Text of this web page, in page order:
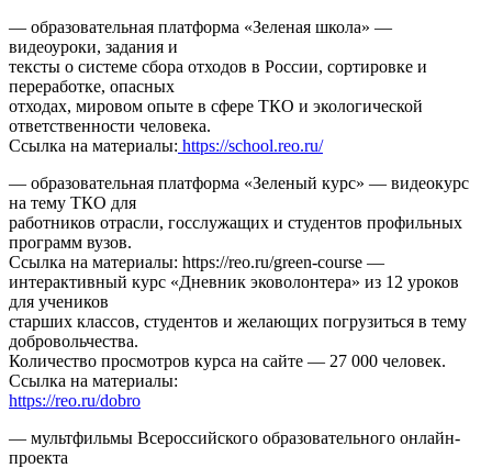
— образовательная платформа «Зеленая школа» —
видеоуроки, задания и
тексты о системе сбора отходов в России, сортировке и
переработке, опасных
отходах, мировом опыте в сфере ТКО и экологической
ответственности человека.
Ссылка на материалы: https://school.reo.ru/
— образовательная платформа «Зеленый курс» — видеокурс
на тему ТКО для
работников отрасли, госслужащих и студентов профильных
программ вузов.
Ссылка на материалы: https://reo.ru/green-course —
интерактивный курс «Дневник эковолонтера» из 12 уроков
для учеников
старших классов, студентов и желающих погрузиться в тему
добровольчества.
Количество просмотров курса на сайте — 27 000 человек.
Ссылка на материалы:
https://reo.ru/dobro
— мультфильмы Всероссийского образовательного онлайн-
проекта